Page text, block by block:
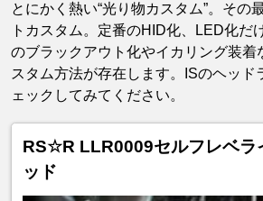
とにかく熱い“光り物カスタム”。その
トカスタム。定番のHID化、LED化だ
のブラックアウト化やイカリング装着
スタム方法が存在します。ISのヘッド
ェックしてみてください。
RS☆R LLR0009セルフレベラ
ッド